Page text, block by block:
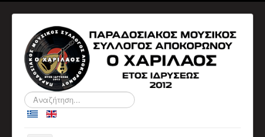
Αναζήτηση...